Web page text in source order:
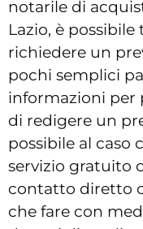
notarile di
Lazio, è
richiedere un
pochi semplici
informazioni per
di redigere un
possibile al caso
servizio gratuito
contatto diretto
che fare con